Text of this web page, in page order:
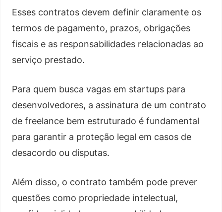
Esses contratos devem definir claramente os
termos de pagamento, prazos, obrigações
fiscais e as responsabilidades relacionadas ao
serviço prestado.
Para quem busca vagas em startups para
desenvolvedores, a assinatura de um contrato
de freelance bem estruturado é fundamental
para garantir a proteção legal em casos de
desacordo ou disputas.
Além disso, o contrato também pode prever
questões como propriedade intelectual,